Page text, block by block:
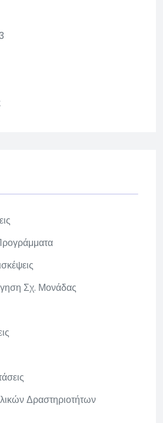
Σχ. Μονάδας
Δραστηριοτήτων